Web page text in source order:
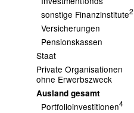
sonstige Finanzinstitute2
Versicherungen
Pensionskassen
Staat
Private Organisationen
ohne Erwerbszweck
Ausland gesamt
Portfolioinvestitionen4